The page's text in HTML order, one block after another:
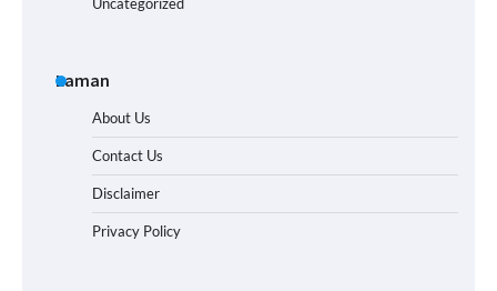
Uncategorized
Laman
About Us
Contact Us
Disclaimer
Privacy Policy